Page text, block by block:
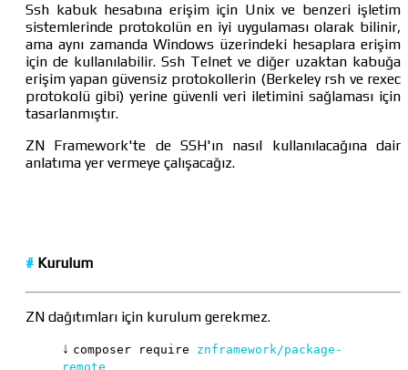
Ssh kabuk hesabına erişim için Unix ve benzeri işletim
sistemlerinde protokolün en iyi uygulaması olarak bilinir,
ama aynı zamanda Windows üzerindeki hesaplara erişim
için de kullanılabilir. Ssh Telnet ve diğer uzaktan kabuğa
erişim yapan güvensiz protokollerin (Berkeley rsh ve rexec
protokolü gibi) yerine güvenli veri iletimini sağlaması için
tasarlanmıştır.
ZN Framework'te de SSH'ın nasıl kullanılacağına dair
anlatıma yer vermeye çalışacağız.
# Kurulum
ZN dağıtımları için kurulum gerekmez.
↓ composer require znframework/package-
remote